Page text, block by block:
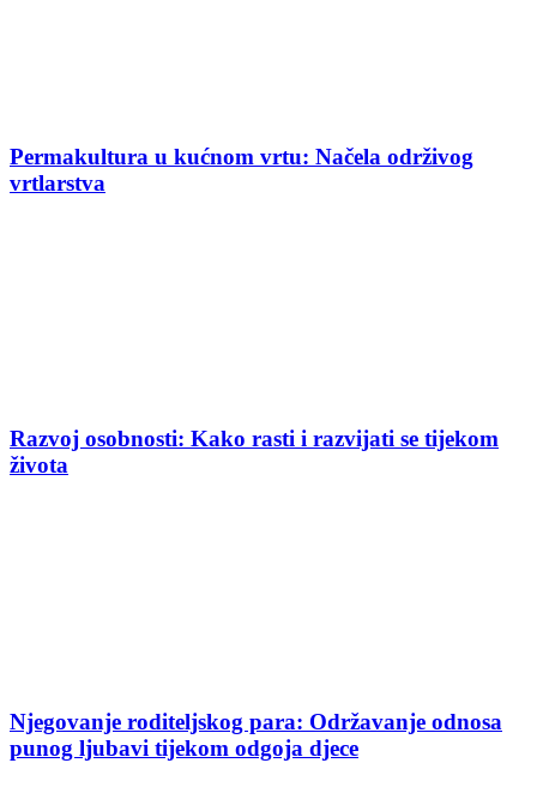
Permakultura u kućnom vrtu: Načela održivog
vrtlarstva
Razvoj osobnosti: Kako rasti i razvijati se tijekom
života
Njegovanje roditeljskog para: Održavanje odnosa
punog ljubavi tijekom odgoja djece